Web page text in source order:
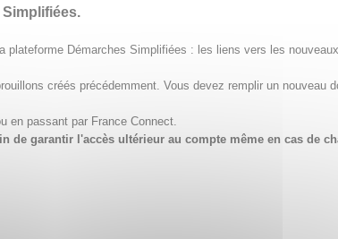
Démarches Simplifiées : les liens vers les
créés précédemment. Vous devez remplir un nouveau
en passant par France Connect.
garantir l'accès ultérieur au compte même en cas de